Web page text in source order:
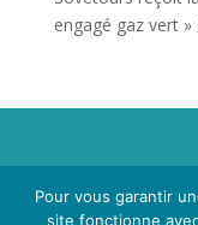
engagé gaz vert
Propriété de
Mentions Légales
Pour vous garantir
site fonctionne